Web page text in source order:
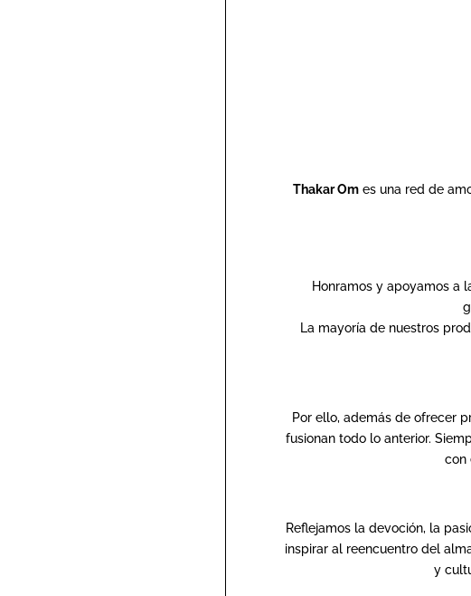
Thakar Om es una red de
Honramos y apoyamos a
La mayoría de nuestros
Por ello, además de ofrecer
fusionan todo lo anterior.
con
Reflejamos la devoción, la
inspirar al reencuentro del
y